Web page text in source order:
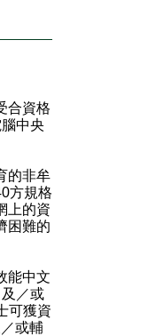
合資格
中央
的非牟
方規格
上的資
困難的
能中文
／或
可獲資
或輔